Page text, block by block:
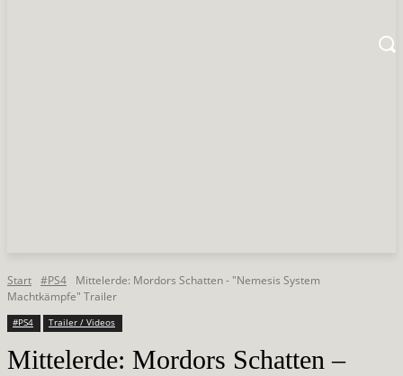
Start #PS4
Mittelerde: Mordors Schatten - "Nemesis System
Machtkämpfe" Trailer
#PS4 Trailer / Videos
Mittelerde: Mordors Schatten –